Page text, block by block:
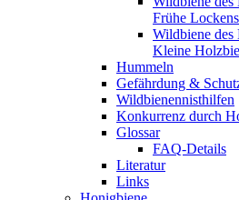
Frühe
Wildbiene des
Kleine
Hummeln
Gefährdung &
Wildbienennisthilfen
Konkurrenz durch
Glossar
FAQ-Details
Literatur
Links